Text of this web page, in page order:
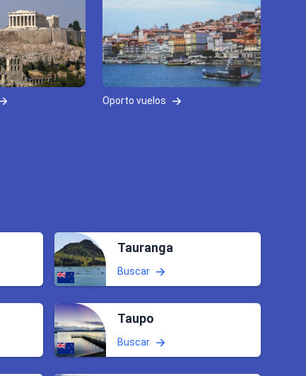
Oporto vuelos
Tauranga
Buscar
Taupo
Buscar